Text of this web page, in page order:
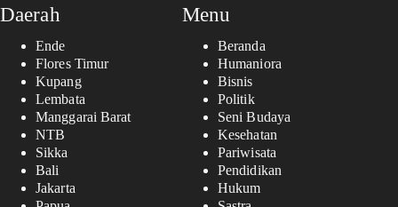
Daerah
Ende
Flores Timur
Kupang
Lembata
Manggarai Barat
NTB
Sikka
Bali
Jakarta
Menu
Beranda
Humaniora
Bisnis
Politik
Seni Budaya
Kesehatan
Pariwisata
Pendidikan
Hukum